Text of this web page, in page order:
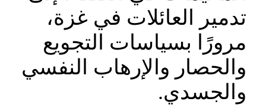
تدمير العائلات في غزة،
مرورًا بسياسات التجويع
والحصار والإرهاب النفسي
والجسدي.